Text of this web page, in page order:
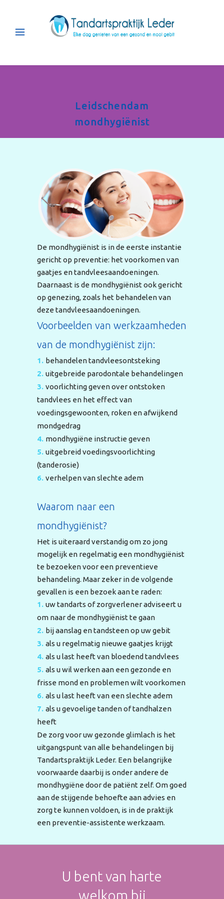
Leidschendam
mondhygiënist
De mondhygiënist is in de eerste instantie
gericht op preventie: het voorkomen van
gaatjes en tandvleesaandoeningen.
Daarnaast is de mondhygiënist ook gericht
op genezing, zoals het behandelen van
deze tandvleesaandoeningen.
Voorbeelden van werkzaamheden
van de mondhygiënist zijn:
behandelen tandvleesontsteking
uitgebreide parodontale behandelingen
voorlichting geven over ontstoken
tandvlees en het effect van
voedingsgewoonten, roken en afwijkend
mondgedrag
mondhygiëne instructie geven
uitgebreid voedingsvoorlichting
(tanderosie)
verhelpen van slechte adem
Waarom naar een
mondhygiënist?
Het is uiteraard verstandig om zo jong
mogelijk en regelmatig een mondhygiënist
te bezoeken voor een preventieve
behandeling. Maar zeker in de volgende
gevallen is een bezoek aan te raden:
uw tandarts of zorgverlener adviseert u
om naar de mondhygiënist te gaan
bij aanslag en tandsteen op uw gebit
als u regelmatig nieuwe gaatjes krijgt
als u last heeft van bloedend tandvlees
als u wil werken aan een gezonde en
frisse mond en problemen wilt voorkomen
als u last heeft van een slechte adem
als u gevoelige tanden of tandhalzen
heeft
De zorg voor uw gezonde glimlach is het
uitgangspunt van alle behandelingen bij
Tandartspraktijk Leder. Een belangrijke
voorwaarde daarbij is onder andere de
mondhygiëne door de patiënt zelf. Om goed
aan de stijgende behoefte aan advies en
zorg te kunnen voldoen, is in de praktijk
een preventie-assistente werkzaam.
U bent van harte
welkom bij